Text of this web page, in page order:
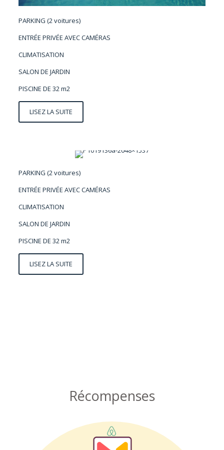
PARKING (2 voitures)
ENTRÉE PRIVÉE AVEC CAMÉRAS
CLIMATISATION
SALON DE JARDIN
PISCINE DE 32 m2
LISEZ LA SUITE
PARKING (2 voitures)
ENTRÉE PRIVÉE AVEC CAMÉRAS
CLIMATISATION
SALON DE JARDIN
PISCINE DE 32 m2
LISEZ LA SUITE
Récompenses